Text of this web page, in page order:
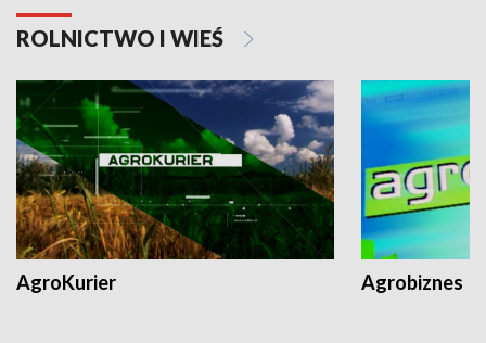
ROLNICTWO I WIEŚ
AgroKurier Agrobiznes